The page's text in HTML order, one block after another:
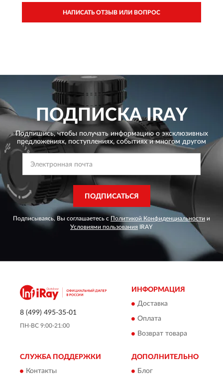
НАПИСАТЬ ОТЗЫВ ИЛИ ВОПРОС
ПОДПИСКАIRAY
Подпишись, чтобы получать информацию о эксклюзивных
предложениях, поступлениях, событиях и многом другом
ПОДПИСАТЬСЯ
Подписываясь, Вы соглашаетесь с Политикой Конфиденциальности и
Условиями пользования IRAY
8 (499) 495-35-01
ПН-ВС 9:00-21:00
ИНФОРМАЦИЯ
Доставка
Оплата
Возврат товара
СЛУЖБА ПОДДЕРЖКИ
Контакты
ДОПОЛНИТЕЛЬНО
Блог